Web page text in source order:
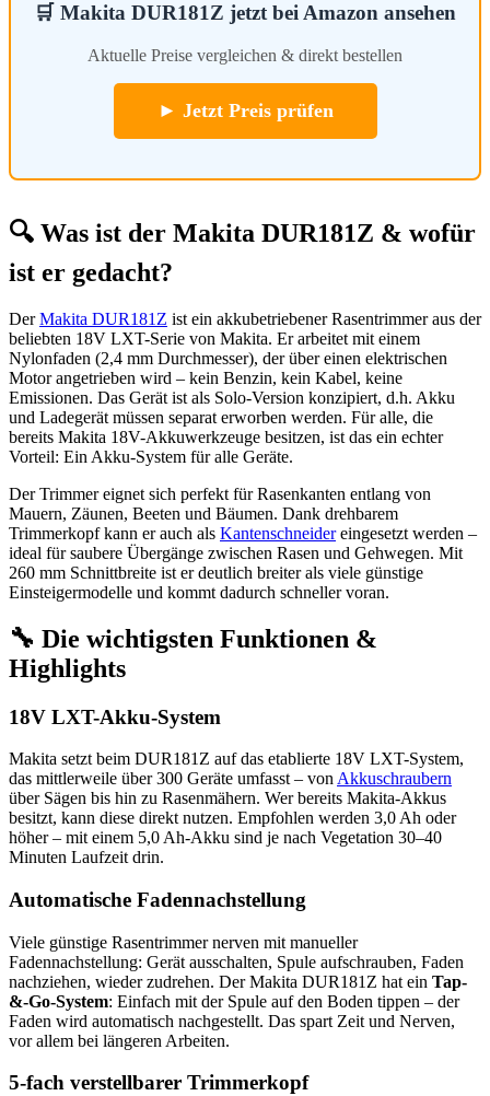
🛒 Makita DUR181Z jetzt bei Amazon ansehen
Aktuelle Preise vergleichen & direkt bestellen
► Jetzt Preis prüfen
🔍 Was ist der Makita DUR181Z & wofür
ist er gedacht?
DerMakita DUR181Z ist ein akkubetriebener Rasentrimmer aus der
beliebten 18V LXT-Serie von Makita. Er arbeitet mit einem
Nylonfaden (2,4 mm Durchmesser), der über einen elektrischen
Motor angetrieben wird – kein Benzin, kein Kabel, keine
Emissionen. Das Gerät ist als Solo-Version konzipiert, d.h. Akku
und Ladegerät müssen separat erworben werden. Für alle, die
bereits Makita 18V-Akkuwerkzeuge besitzen, ist das ein echter
Vorteil: Ein Akku-System für alle Geräte.
Der Trimmer eignet sich perfekt für Rasenkanten entlang von
Mauern, Zäunen, Beeten und Bäumen. Dank drehbarem
Trimmerkopf kann er auch als Kantenschneidereingesetzt werden –
ideal für saubere Übergänge zwischen Rasen und Gehwegen. Mit
260 mm Schnittbreite ist er deutlich breiter als viele günstige
Einsteigermodelle und kommt dadurch schneller voran.
🔧 Die wichtigsten Funktionen &
Highlights
18V LXT-Akku-System
Makita setzt beim DUR181Z auf das etablierte 18V LXT-System,
das mittlerweile über 300 Geräte umfasst – von Akkuschraubern
über Sägen bis hin zu Rasenmähern. Wer bereits Makita-Akkus
besitzt, kann diese direkt nutzen. Empfohlen werden 3,0 Ah oder
höher – mit einem 5,0 Ah-Akku sind je nach Vegetation 30–40
Minuten Laufzeit drin.
Automatische Fadennachstellung
Viele günstige Rasentrimmer nerven mit manueller
Fadennachstellung: Gerät ausschalten, Spule aufschrauben, Faden
nachziehen, wieder zudrehen. Der Makita DUR181Z hat ein Tap-
&-Go-System: Einfach mit der Spule auf den Boden tippen – der
Faden wird automatisch nachgestellt. Das spart Zeit und Nerven,
vor allem bei längeren Arbeiten.
5-fach verstellbarer Trimmerkopf